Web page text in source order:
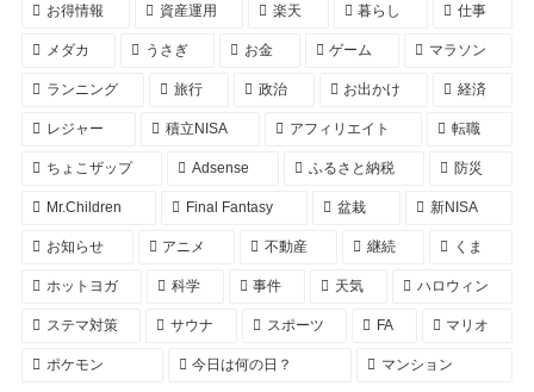
お得情報 資産運用 楽天 暮らし 仕事
メダカ うさぎ お金 ゲーム マラソン
ランニング 旅行 政治 お出かけ 経済
レジャー 積立NISA アフィリエイト 転職
ちょこザップ Adsense ふるさと納税 防災
Mr.Children Final Fantasy 盆栽 新NISA
お知らせ アニメ 不動産 継続 くま
ホットヨガ 科学 事件 天気 ハロウィン
ステマ対策 サウナ スポーツ FA マリオ
ポケモン 今日は何の日？ マンション